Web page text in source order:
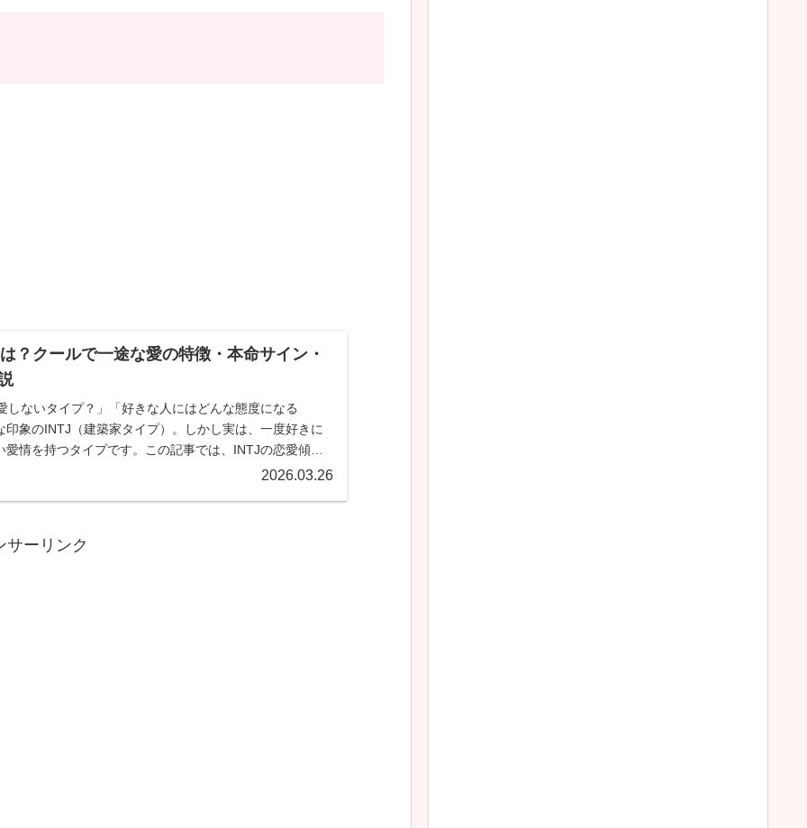
？クールで一途な愛の特徴・本命サイン・
しないタイプ？」「好きな人にはどんな態度になる
印象のINTJ（建築家タイプ）。しかし実は、一度好きに
愛情を持つタイプです。この記事では、INTJの恋愛傾
2026.03.26
サーリンク